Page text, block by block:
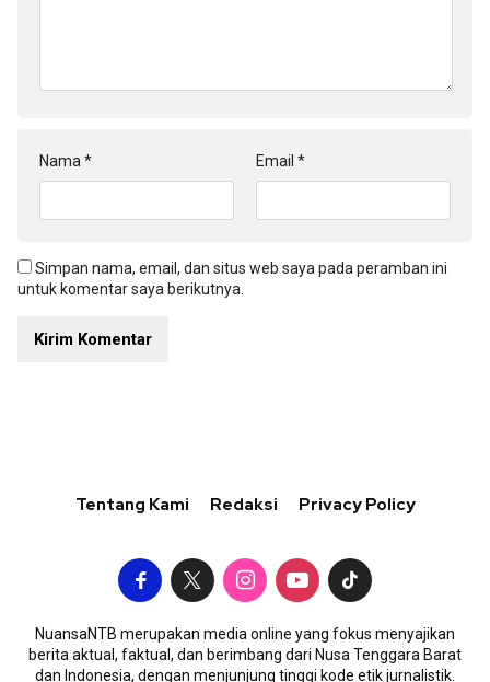
Nama * Email *
Simpan nama, email, dan situs web saya pada peramban ini
untuk komentar saya berikutnya.
Tentang Kami Redaksi Privacy Policy
NuansaNTB merupakan media online yang fokus menyajikan
berita aktual, faktual, dan berimbang dari Nusa Tenggara Barat
dan Indonesia, dengan menjunjung tinggi kode etik jurnalistik.